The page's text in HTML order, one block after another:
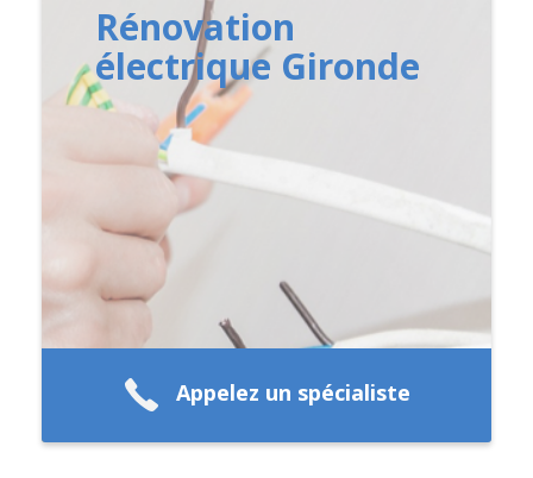
Rénovation
électrique Gironde
Appelez un spécialiste